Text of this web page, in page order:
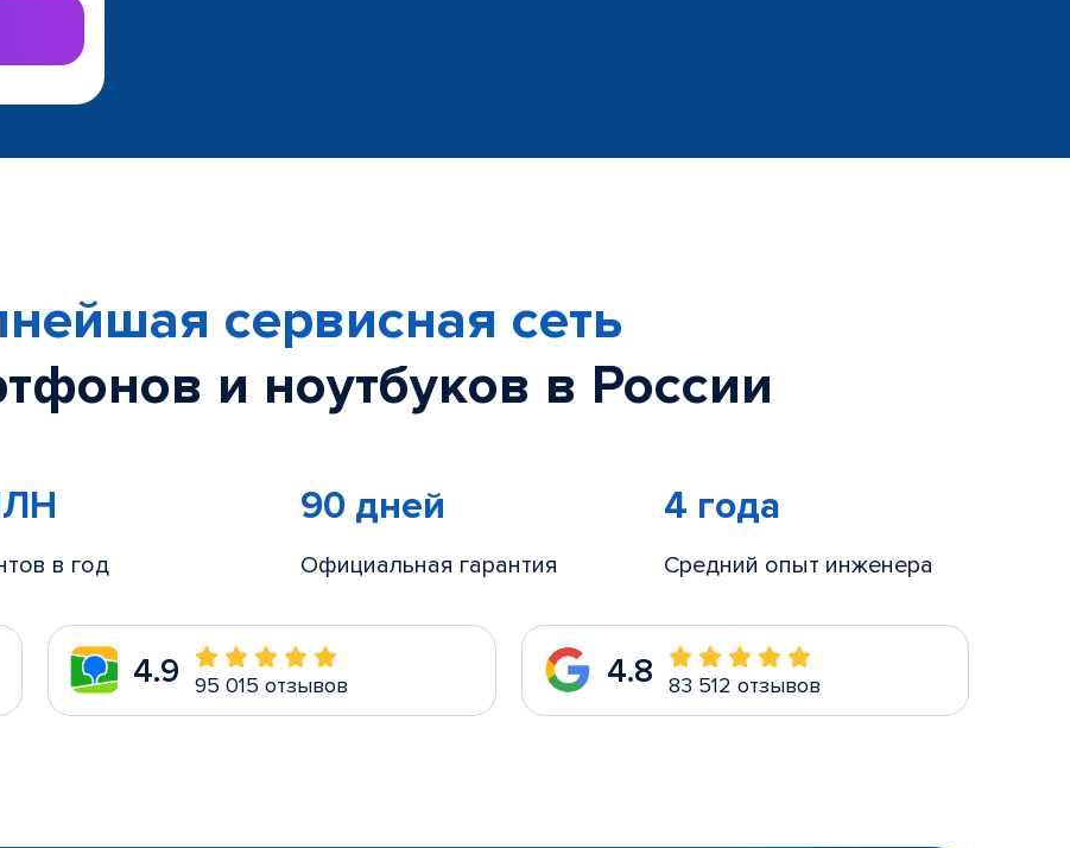
сервисная сеть
и ноутбуков в России
в год
90 дней
Официальная гарантия
4 года
Средний опыт инженера
4.9 95 015 отзывов 4.8 83 512 отзывов